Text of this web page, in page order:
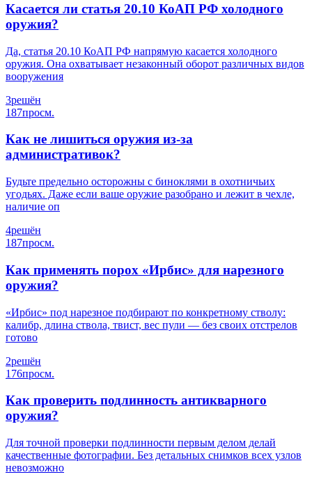
Касается ли статья 20.10 КоАП РФ холодного
оружия?
Да, статья 20.10 КоАП РФ напрямую касается холодного
оружия. Она охватывает незаконный оборот различных видов
вооружения
3решён
187просм.
Как не лишиться оружия из-за
административок?
Будьте предельно осторожны с биноклями в охотничьих
угодьях. Даже если ваше оружие разобрано и лежит в чехле,
наличие оп
4решён
187просм.
Как применять порох «Ирбис» для нарезного
оружия?
«Ирбис» под нарезное подбирают по конкретному стволу:
калибр, длина ствола, твист, вес пули — без своих отстрелов
готово
2решён
176просм.
Как проверить подлинность антикварного
оружия?
Для точной проверки подлинности первым делом делай
качественные фотографии. Без детальных снимков всех узлов
невозможно